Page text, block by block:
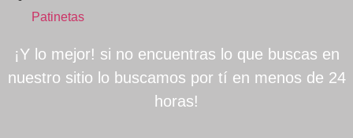
Patinetas
¡Y lo mejor! si no encuentras lo que buscas en
nuestro sitio lo buscamos por tí en menos de 24
horas!